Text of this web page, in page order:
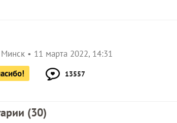
Минск
11 марта 2022, 14:31
13557
(30)